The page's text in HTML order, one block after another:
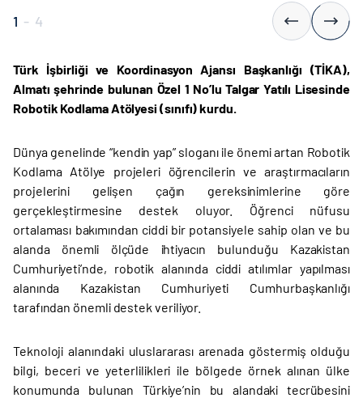
1 - 4
Türk İşbirliği ve Koordinasyon Ajansı Başkanlığı (TİKA),
Almatı şehrinde bulunan Özel 1 No’lu Talgar Yatılı Lisesinde
Robotik Kodlama Atölyesi (sınıfı) kurdu.
Dünya genelinde “kendin yap” sloganı ile önemi artan Robotik
Kodlama Atölye projeleri öğrencilerin ve araştırmacıların
projelerini gelişen çağın gereksinimlerine göre
gerçekleştirmesine destek oluyor. Öğrenci nüfusu
ortalaması bakımından ciddi bir potansiyele sahip olan ve bu
alanda önemli ölçüde ihtiyacın bulunduğu Kazakistan
Cumhuriyeti’nde, robotik alanında ciddi atılımlar yapılması
alanında Kazakistan Cumhuriyeti Cumhurbaşkanlığı
tarafından önemli destek veriliyor.
Teknoloji alanındaki uluslararası arenada göstermiş olduğu
bilgi, beceri ve yeterlilikleri ile bölgede örnek alınan ülke
konumunda bulunan Türkiye’nin bu alandaki tecrübesini